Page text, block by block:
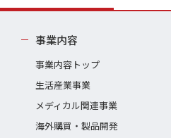
事業内容
事業内容トップ
生活産業事業
メディカル関連事業
海外購買・製品開発